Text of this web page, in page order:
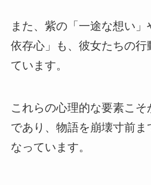
また、紫の「一途な想い
依存心」も、彼女たちの行
ています。
これらの心理的な要素こそ
であり、物語を崩壊寸前ま
なっています。